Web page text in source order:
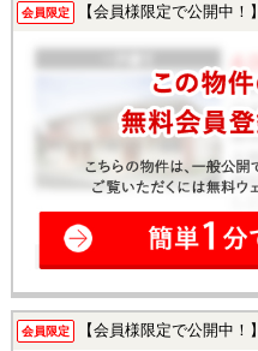
会員限定 【会員様限定で公開中！】
会員限定 【会員様限定で公開中！】